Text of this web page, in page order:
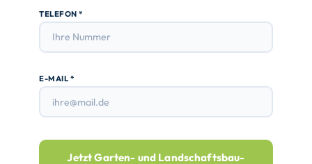
TELEFON *
E-MAIL *
Jetzt Garten- und Landschaftsbau-